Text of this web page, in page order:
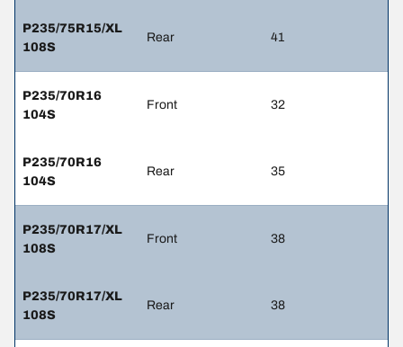
P235/75R15/XL
108S
Rear 41
P235/70R16
104S
Front 32
P235/70R16
104S
Rear 35
P235/70R17/XL
108S
Front 38
P235/70R17/XL
108S
Rear 38